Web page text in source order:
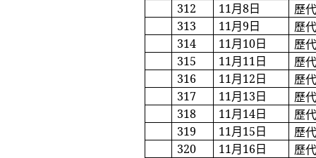
312
11月8日
歷
313
11月9日
歷
314
11月10日
歷
315
11月11日
歷
316
11月12日
歷
317
11月13日
歷
318
11月14日
歷
319
11月15日
歷
320
11月16日
歷